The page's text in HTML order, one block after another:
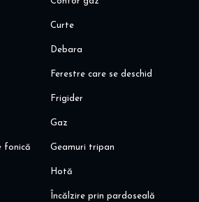
Curte
Debara
Ferestre care se deschid
Frigider
Gaz
fonică Geamuri tripan
Hotă
Încălzire prin pardoseală